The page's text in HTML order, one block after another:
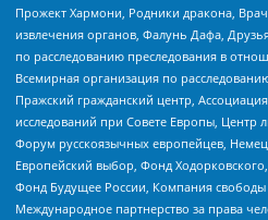
Прожект Хармони, Родники дракона,
извлечения органов, Фалунь Дафа,
по расследованию преследования в
Всемирная организация по
Пражский гражданский центр,
исследований при Совете Европы, Центр
Форум русскоязычных европейцев,
Европейский выбор, Фонд
Фонд Будущее России, Компания
Международное партнерство за права